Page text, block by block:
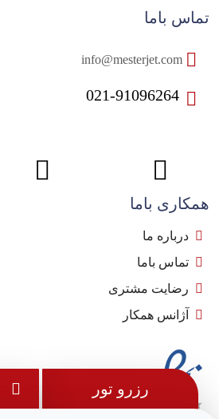
رزرو تور
تماس باما
021-91096264
همکاری باما
درباره ما
تماس باما
رضایت مشتری
آژانس همکار